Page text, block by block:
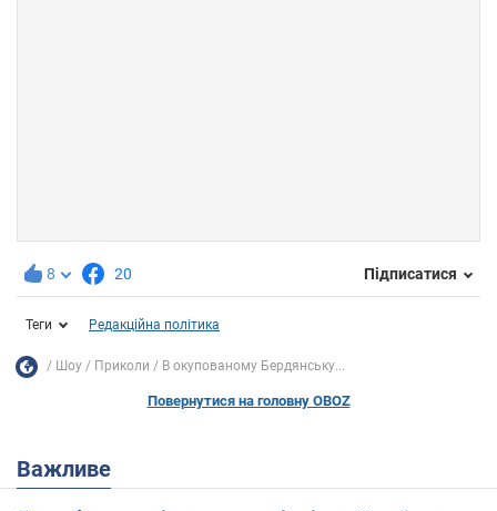
8 20 Підписатися
Теги Редакційна політика
Шоу Приколи В окупованому Бердянську...
Повернутися на головну OBOZ
Важливе